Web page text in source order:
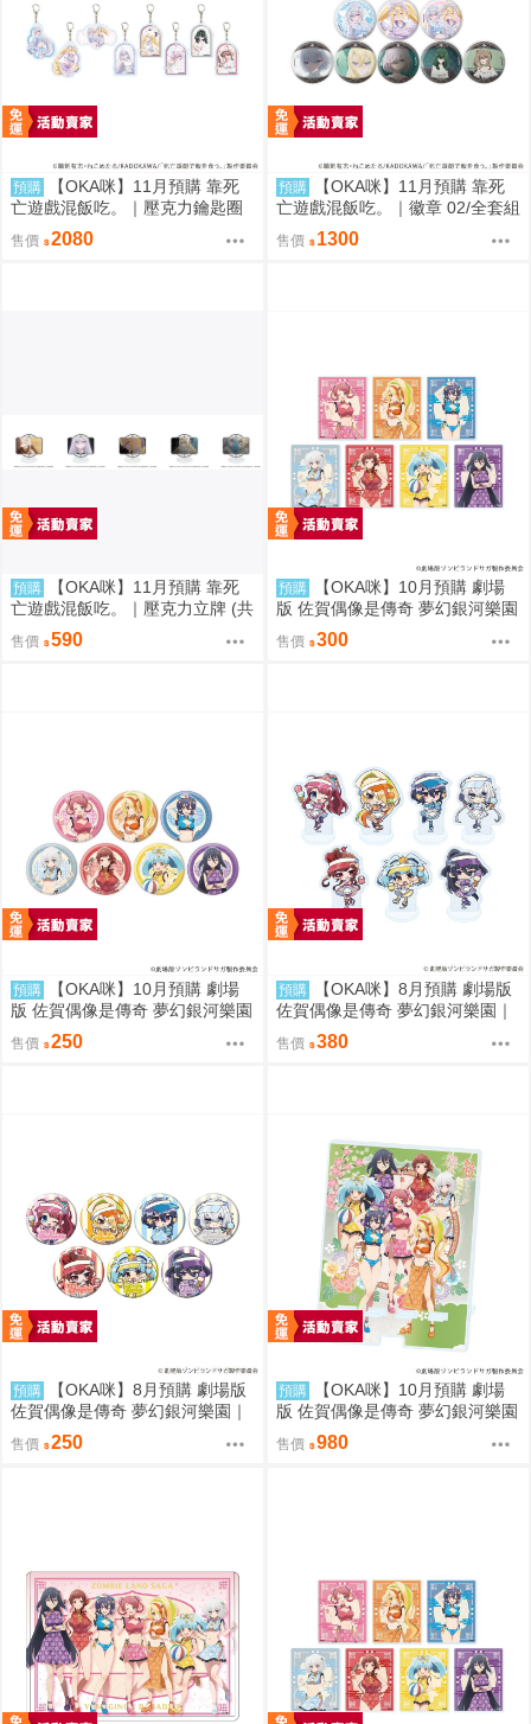
預購
【OKA咪】11月預購 靠死
亡遊戲混飯吃。｜壓克力鑰匙圈
02/全套組(全8種)(官方&新繪插
畫)
售價 2080
預購
【OKA咪】11月預購 靠死
亡遊戲混飯吃。｜徽章 02/全套組
(全8種)(官方&新繪插畫)
售價 1300
預購
【OKA咪】11月預購 靠死
亡遊戲混飯吃。｜壓克力立牌 (共
5款任選)
售價 590
預購
【OKA咪】10月預購 劇場
版 佐賀偶像是傳奇 夢幻銀河樂園
｜壓克力卡片 02/盲抽(7種) 旗袍
泳裝ver. 隨機一款
售價 300
預購
【OKA咪】10月預購 劇場
版 佐賀偶像是傳奇 夢幻銀河樂園
｜徽章 03/盲抽(7種) 旗袍泳裝ve
r. 隨機一款
售價 250
預購
【OKA咪】8月預購 劇場版
佐賀偶像是傳奇 夢幻銀河樂園｜
壓克力迷你立牌 盲抽(7種) 冰淇
淋店ver. 隨機一款
售價 380
預購
【OKA咪】8月預購 劇場版
佐賀偶像是傳奇 夢幻銀河樂園｜
徽章 02/盲抽(7種) 冰淇淋店ver.
隨機一款
售價 250
預購
【OKA咪】10月預購 劇場
版 佐賀偶像是傳奇 夢幻銀河樂園
｜大型壓克力手機架 01/集合款
旗袍泳裝ver.
售價 980